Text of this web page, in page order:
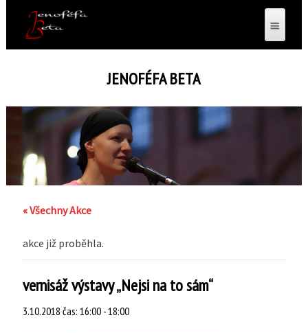
JENOFÉFA BETA
« Všechny Akce
akce již proběhla.
vernisáž výstavy „Nejsi na to sám“
3.10.2018 čas: 16:00-18:00